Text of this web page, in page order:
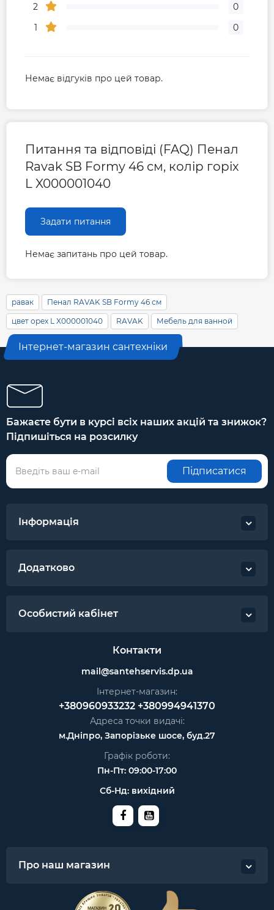
2
0
1
0
Немає відгуків про цей товар.
Питання та відповіді (FAQ) Пенал
Ravak SB Formy 46 см, колір горіх
L X000001040
Задати питання
Немає запитань про цей товар.
равак Пенал RAVAK SB Formy 46 см
цвет орех L X000001040 RAVAK Мебель для ванной
Інтернет-магазин сантехніки
Бажаєте бути в курсі всіх наших акцій та знижок?
Підпишіться на розсилку
Підписатися
Інформація
Додатково
Особистий кабінет
Контакти
mail@santehservis.dp.ua
Інтернет-магазин:
+380960933232 +380994941370
Адреса точки видачі:
м.Дніпро, Запорізьке шосе, буд.27
Графік роботи:
Пн-Пт: 09:00-17:00
Сб-Нд: вихідний
Про наш магазин